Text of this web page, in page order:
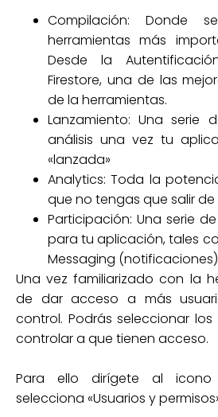
Compilación: Donde
herramientas más
Desde la
Firestore, una de las
de la herramientas.
Lanzamiento: Una serie
análisis una vez tu
«lanzada»
Analytics: Toda la
que no tengas que salir
Participación: Una serie
para tu aplicación, tales
Messaging (notificaciones)
Una vez familiarizado con la
de dar acceso a más
control. Podrás seleccionar
controlar a que tienen acceso.
Para ello dirígete al
selecciona «Usuarios y